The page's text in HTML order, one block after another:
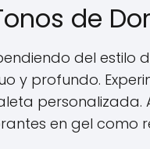
de
del estilo
y profundo.
en gel como